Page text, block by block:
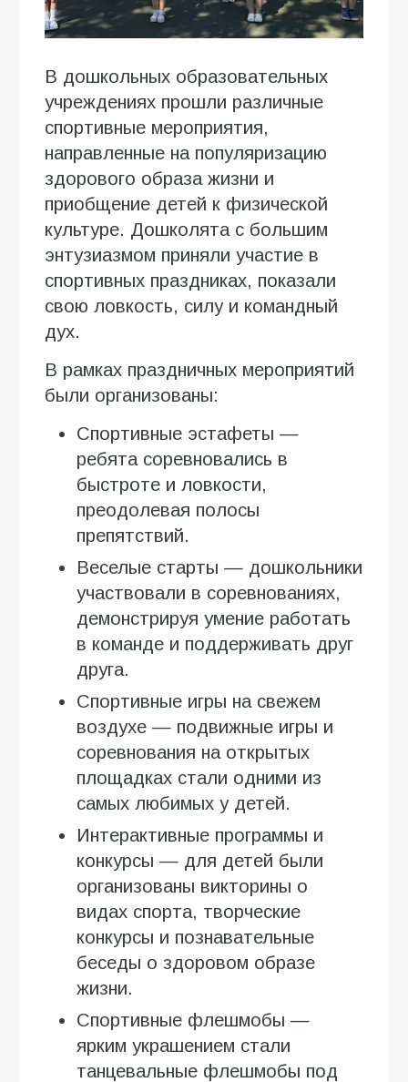
В дошкольных образовательных
учреждениях прошли различные
спортивные мероприятия,
направленные на популяризацию
здорового образа жизни и
приобщение детей к физической
культуре. Дошколята с большим
энтузиазмом приняли участие в
спортивных праздниках, показали
свою ловкость, силу и командный
дух.
В рамках праздничных мероприятий
были организованы:
Спортивные эстафеты —
ребята соревновались в
быстроте и ловкости,
преодолевая полосы
препятствий.
Веселые старты — дошкольники
участвовали в соревнованиях,
демонстрируя умение работать
в команде и поддерживать друг
друга.
Спортивные игры на свежем
воздухе — подвижные игры и
соревнования на открытых
площадках стали одними из
самых любимых у детей.
Интерактивные программы и
конкурсы — для детей были
организованы викторины о
видах спорта, творческие
конкурсы и познавательные
беседы о здоровом образе
жизни.
Спортивные флешмобы —
ярким украшением стали
танцевальные флешмобы под